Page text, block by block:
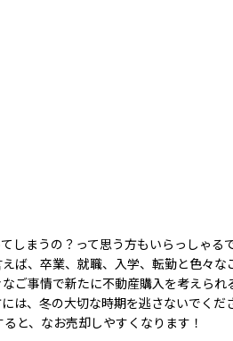
しまうの？って思う方もいらっしゃる
ば、卒業、就職、入学、転勤と色々な
ご事情で新たに不動産購入を考えられ
は、冬の大切な時期を逃さないでくだ
と、なお売却しやすくなります！